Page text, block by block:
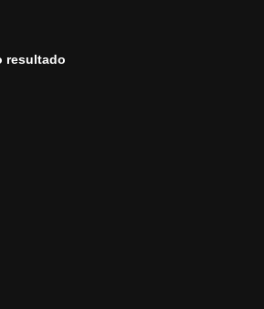
resultado